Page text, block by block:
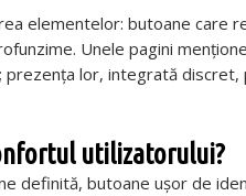
elementelor: butoane care
Unele pagini
prezența lor, integrată
utilizatorului?
definită, butoane ușor de